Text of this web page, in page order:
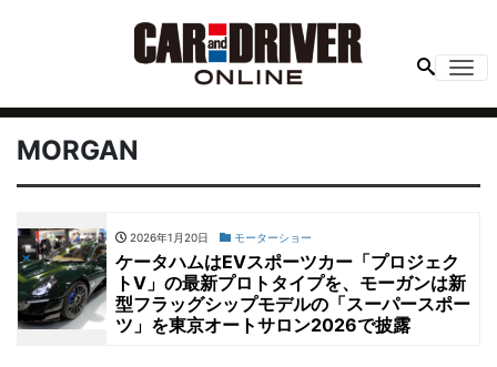
MORGAN
2026年1月20日 モーターショー
ケータハムはEVスポーツカー「プロジェク
トV」の最新プロトタイプを、モーガンは新
型フラッグシップモデルの「スーパースポー
ツ」を東京オートサロン2026で披露